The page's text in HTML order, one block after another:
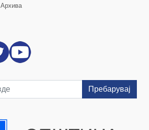
Архива
Пребарувај